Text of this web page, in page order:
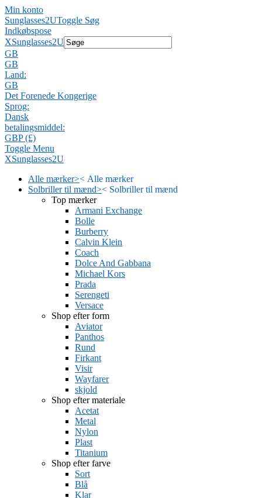
Min konto
Sunglasses2UToggle Søg
Indkøbspose
XSunglasses2U
GB
GB
Land:
GB
Det Forenede Kongerige
Sprog:
Dansk
betalingsmiddel:
GBP (£)
Toggle Menu
XSunglasses2U
Alle mærker>< Alle mærker
Solbriller til mænd>< Solbriller til mænd
Top mærker
Armani Exchange
Bolle
Burberry
Calvin Klein
Coach
Dolce And Gabbana
Michael Kors
Prada
Serengeti
Versace
Shop efter form
Aviator
Panthos
Rund
Firkant
Visir
Wayfarer
skjold
Shop efter materiale
Acetat
Metal
Nylon
Plast
Titanium
Shop efter farve
Sort
Blå
Klar